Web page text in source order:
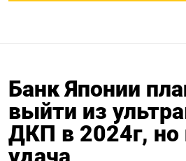
Банк Японии
выйти из
ДКП в 2024г,